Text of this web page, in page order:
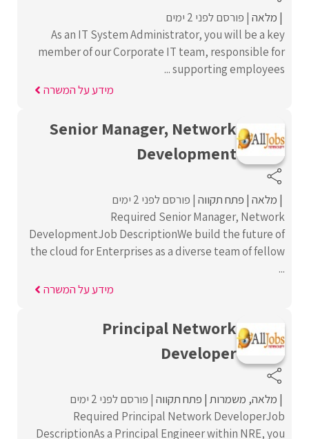
מלאה פורסם לפני 2 ימים
As an IT System Administrator, you will be a key
member of our Corporate IT team, responsible for
supporting employees ...
מידע על המשרה
Senior Manager, Network
Development
מלאה פתח תקווה פורסם לפני 2 ימים
Required Senior Manager, Network
DevelopmentJob DescriptionWe build the future of
the cloud for Enterprises as a diverse team of fellow
...
מידע על המשרה
Principal Network
Developer
מלאה משמרות פתח תקווה פורסם לפני 2 ימים
Required Principal Network DeveloperJob
DescriptionAs a Principal Engineer within NRE, you